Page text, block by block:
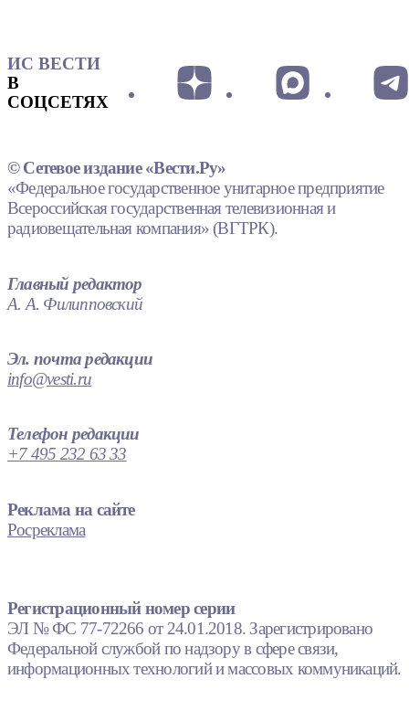
ИС ВЕСТИ
В
СОЦСЕТЯХ
© Сетевое издание «Вести.Ру»
«Федеральное государственное унитарное предприятие
Всероссийская государственная телевизионная и
радиовещательная компания» (ВГТРК).
Главный редактор
А. А. Филипповский
Эл. почта редакции
info@vesti.ru
Телефон редакции
+7 495 232 63 33
Реклама на сайте
Росреклама
Регистрационный номер серии
ЭЛ № ФС 77-72266 от 24.01.2018. Зарегистрировано
Федеральной службой по надзору в сфере связи,
информационных технологий и массовых коммуникаций.